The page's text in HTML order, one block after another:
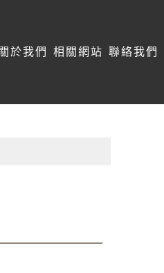
關於我們 相關網站 聯絡我們